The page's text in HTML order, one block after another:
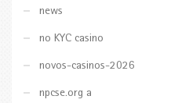
news
no KYC casino
novos-casinos-2026
npcse.org a